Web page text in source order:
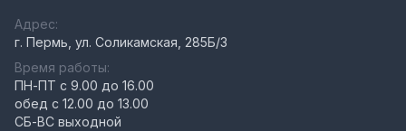
Адрес:
г. Пермь, ул. Соликамская, 285Б/3
Время работы:
ПН-ПТ с 9.00 до 16.00
обед с 12.00 до 13.00
СБ-ВС выходной